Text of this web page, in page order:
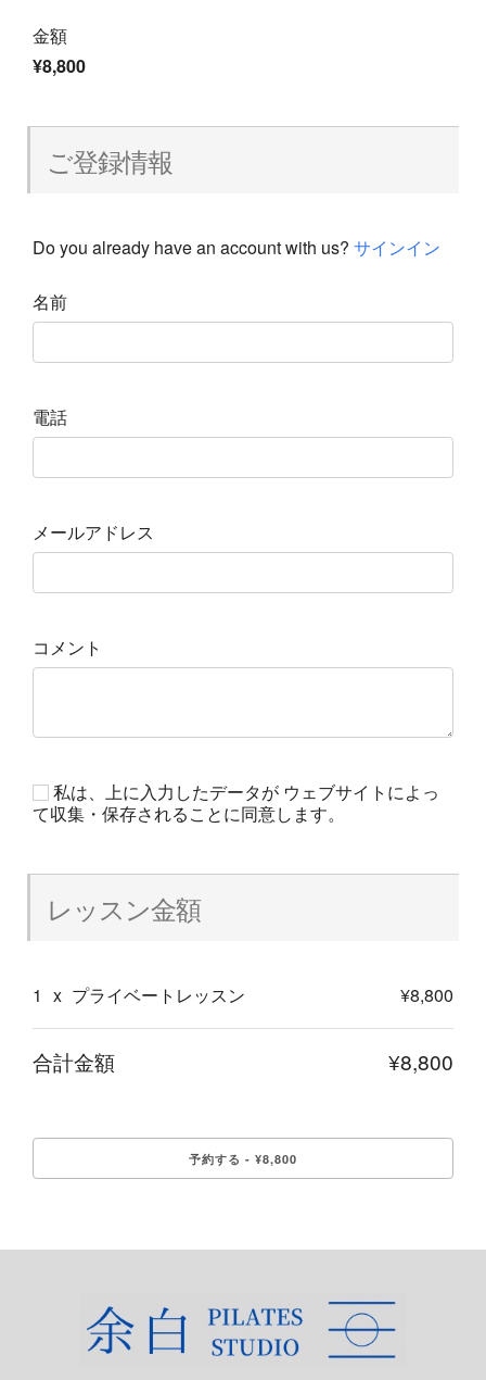
金額
¥8,800
ご登録情報
Do you already have an account with us? サインイン
名前
電話
メールアドレス
コメント
私は、上に入力したデータが ウェブサイトによっ
て収集・保存されることに同意します。
レッスン金額
1 x プライベートレッスン ¥8,800
合計金額 ¥8,800